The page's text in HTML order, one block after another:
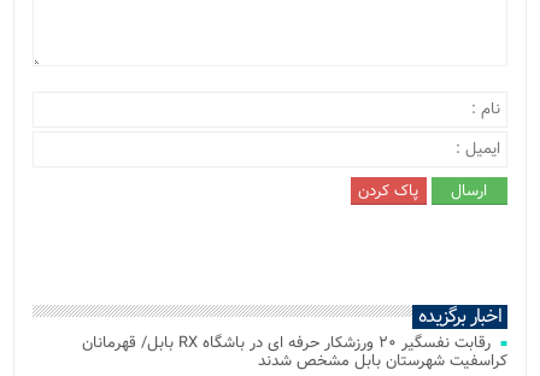
اخبار برگزیده
رقابت نفسگیر ۲۰ ورزشکار حرفه ای در باشگاه RX بابل/ قهرمانان
کراسفیت شهرستان بابل مشخص شدند